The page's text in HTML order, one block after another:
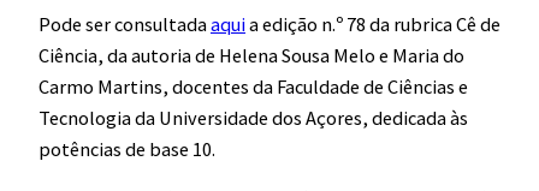
Pode ser consultadaaquia edição n.º 78 da rubrica Cê de
Ciência, da autoria de Helena Sousa Melo e Maria do
Carmo Martins, docentes da Faculdade de Ciências e
Tecnologia da Universidade dos Açores, dedicada às
potências de base 10.